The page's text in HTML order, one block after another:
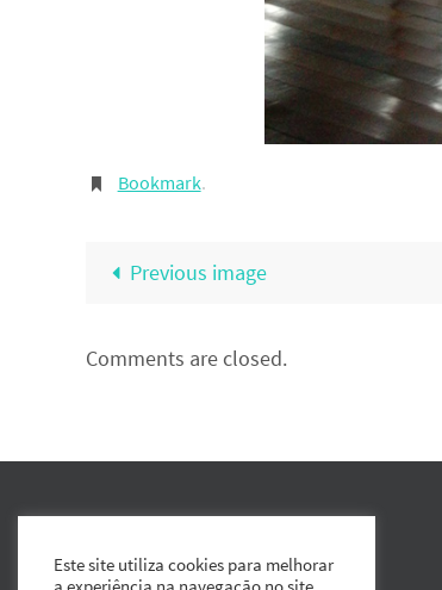
Bookmark.
Previous image
Comments are closed.
Este site utiliza cookies para melhorar